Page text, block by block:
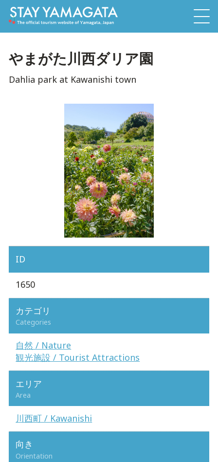
やまがた川西ダリア園
Dahlia park at Kawanishi town
ID
1650
カテゴリ
Categories
自然 / Nature
観光施設 / Tourist Attractions
エリア
Area
川西町 / Kawanishi
向き
Orientation